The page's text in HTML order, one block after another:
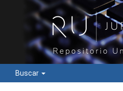
Buscar